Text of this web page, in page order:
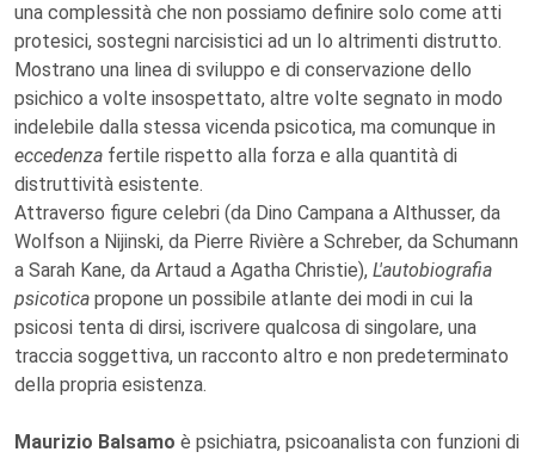
una complessità che non possiamo definire solo come atti
protesici, sostegni narcisistici ad un Io altrimenti distrutto.
Mostrano una linea di sviluppo e di conservazione dello
psichico a volte insospettato, altre volte segnato in modo
indelebile dalla stessa vicenda psicotica, ma comunque in
eccedenza fertile rispetto alla forza e alla quantità di
distruttività esistente.
Attraverso figure celebri (da Dino Campana a Althusser, da
Wolfson a Nijinski, da Pierre Rivière a Schreber, da Schumann
a Sarah Kane, da Artaud a Agatha Christie), L'autobiografia
psicotica propone un possibile atlante dei modi in cui la
psicosi tenta di dirsi, iscrivere qualcosa di singolare, una
traccia soggettiva, un racconto altro e non predeterminato
della propria esistenza.
Maurizio Balsamo è psichiatra, psicoanalista con funzioni di